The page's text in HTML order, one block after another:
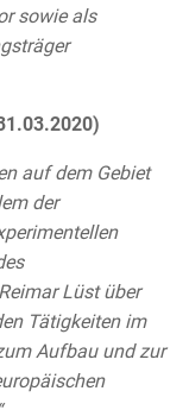
sowie als
auf dem Gebiet
der
Lüst über
Tätigkeiten im
Aufbau und zur